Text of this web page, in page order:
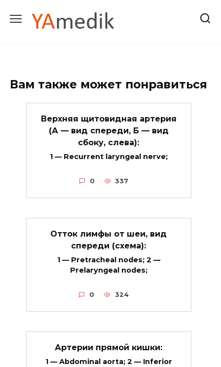
содержанию
Вам также может понравиться
Верхняя щитовидная артерия
(А — вид спереди, Б — вид
сбоку, слева):
1 — Recurrent laryngeal nerve;
0 337
Отток лимфы от шеи, вид
спереди (схема):
1 — Pretracheal nodes; 2 —
Prelaryngeal nodes;
0 324
Артерии прямой кишки:
1 — Abdominal aorta; 2 — Inferior